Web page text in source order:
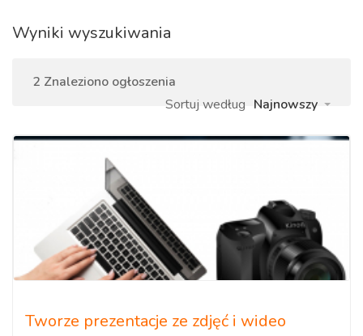
Wyniki wyszukiwania
2 Znaleziono ogłoszenia
Sortuj według Najnowszy
Tworze prezentacje ze zdjęć i wideo